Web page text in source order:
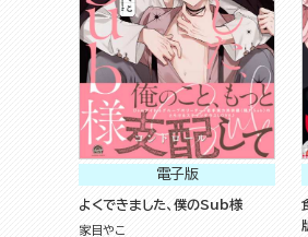
電子版
よくできました、僕のSub様
家目やこ